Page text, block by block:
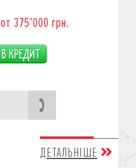
от 375’000 грн.
ДЕТАЛЬНІШЕ